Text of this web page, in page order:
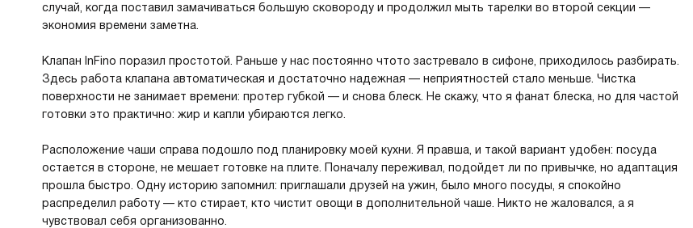
случай, когда поставил замачиваться большую сковороду и продолжил мыть тарелки во второй секции —
экономия времени заметна.
Клапан InFino поразил простотой. Раньше у нас постоянно чтото застревало в сифоне, приходилось разбирать.
Здесь работа клапана автоматическая и достаточно надежная — неприятностей стало меньше. Чистка
поверхности не занимает времени: протер губкой — и снова блеск. Не скажу, что я фанат блеска, но для частой
готовки это практично: жир и капли убираются легко.
Расположение чаши справа подошло под планировку моей кухни. Я правша, и такой вариант удобен: посуда
остается в стороне, не мешает готовке на плите. Поначалу переживал, подойдет ли по привычке, но адаптация
прошла быстро. Одну историю запомнил: приглашали друзей на ужин, было много посуды, я спокойно
распределил работу — кто стирает, кто чистит овощи в дополнительной чаше. Никто не жаловался, а я
чувствовал себя организованно.